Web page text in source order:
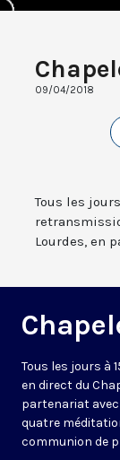
09/04/2018
Tous les
Lourdes, en
Tous les jours à
en direct du
partenariat avec
quatre
communion de